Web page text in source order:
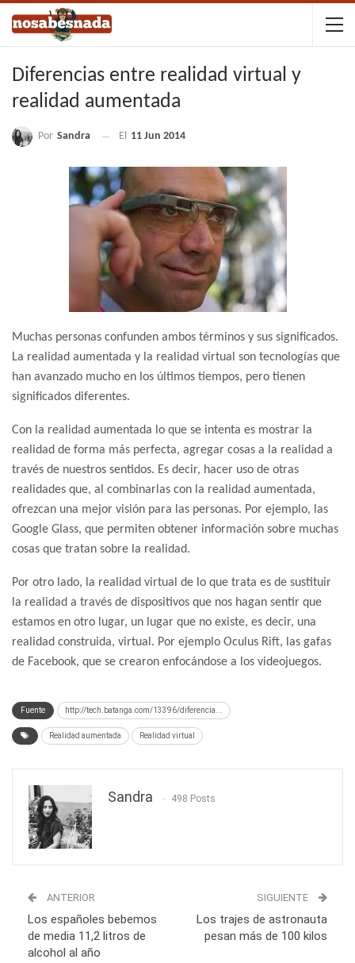
Diferencias entre realidad virtual y
realidad aumentada
Por Sandra El 11 Jun 2014
Muchas personas confunden ambos términos y sus significados.
La realidad aumentada y la realidad virtual son tecnologías que
han avanzado mucho en los últimos tiempos, pero tienen
significados diferentes.
Con la realidad aumentada lo que se intenta es mostrar la
realidad de forma más perfecta, agregar cosas a la realidad a
través de nuestros sentidos. Es decir, hacer uso de otras
realidades que, al combinarlas con la realidad aumentada,
ofrezcan una mejor visión para las personas. Por ejemplo, las
Google Glass, que permiten obtener información sobre muchas
cosas que tratan sobre la realidad.
Por otro lado, la realidad virtual de lo que trata es de sustituir
la realidad a través de dispositivos que nos hagan sentir que
estamos en otro lugar, un lugar que no existe, es decir, una
realidad construida, virtual. Por ejemplo Oculus Rift, las gafas
de Facebook, que se crearon enfocándose a los videojuegos.
Fuente http://tech.batanga.com/13396/diferencia...
Realidad aumentada Realidad virtual
Sandra 498 Posts
ANTERIOR
Los españoles bebemos
de media 11,2 litros de
alcohol al año
SIGUIENTE
Los trajes de astronauta
pesan más de 100 kilos